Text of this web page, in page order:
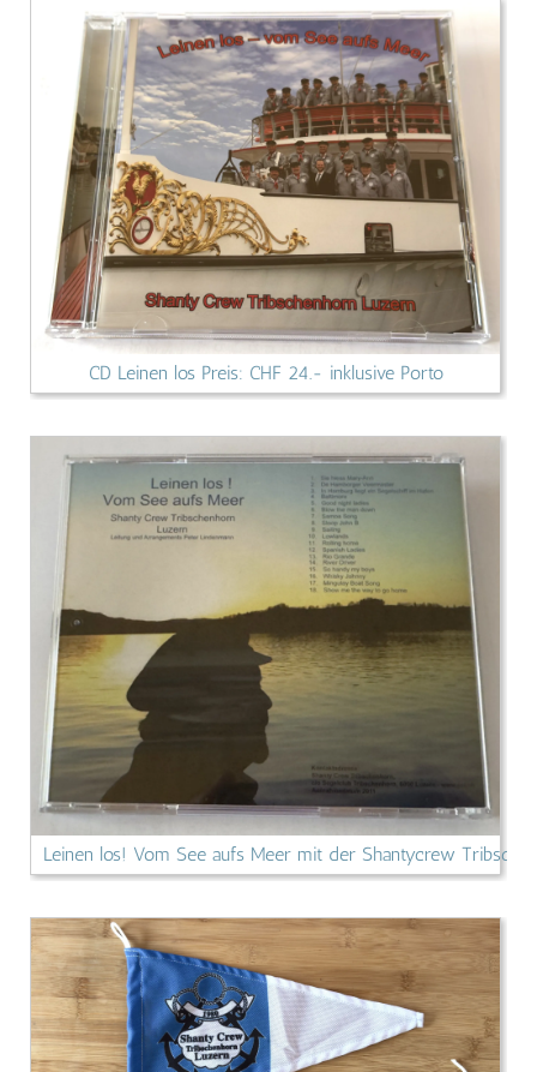
CD Leinen los Preis: CHF 24.- inklusive Porto
Leinen los! Vom See aufs Meer mit der Shantycrew